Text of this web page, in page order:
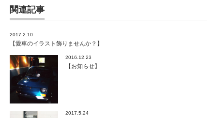
関連記事
2017.2.10
【愛車のイラスト飾りませんか？】
2016.12.23
【お知らせ】
2017.5.24